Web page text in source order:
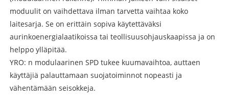
moduulit on vaihdettava ilman tarvetta vaihtaa koko
laitesarja. Se on erittäin sopiva käytettäväksi
aurinkoenergialaatikoissa tai teollisuusohjauskaapissa ja on
helppo ylläpitää.
YRO: n modulaarinen SPD tukee kuumavaihtoa, auttaen
käyttäjiä palauttamaan suojatoiminnot nopeasti ja
vähentämään seisokkeja.